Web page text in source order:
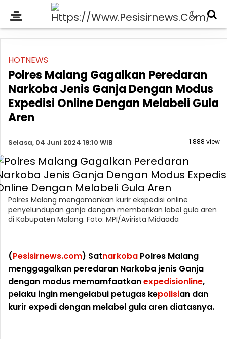
HOTNEWS
Polres Malang Gagalkan Peredaran
Narkoba Jenis Ganja Dengan Modus
Expedisi Online Dengan Melabeli Gula
Aren
Selasa, 04 Juni 2024 19:10 WIB 1.888 view
Polres Malang mengamankan kurir ekspedisi online
penyelundupan ganja dengan memberikan label gula aren
di Kabupaten Malang. Foto: MPI/Avirista Midaada
(Pesisirnews.com) Satnarkoba Polres Malang
menggagalkan peredaran Narkoba jenis Ganja
dengan modus memamfaatkanexpedisionline,
pelaku ingin mengelabui petugas kepolisian dan
kurir expedi dengan melabel gula aren diatasnya.